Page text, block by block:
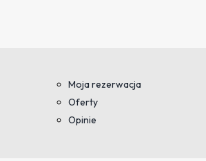
Moja rezerwacja
Oferty
Opinie